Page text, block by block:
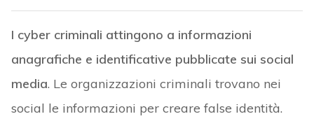
I cyber criminali attingono a informazioni
anagrafiche e identificative pubblicate sui social
media. Le organizzazioni criminali trovano nei
social le informazioni per creare false identità.